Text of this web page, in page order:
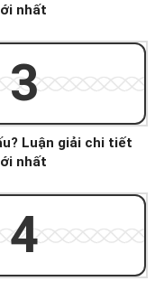
nhất
Luận giải chi tiết
nhất